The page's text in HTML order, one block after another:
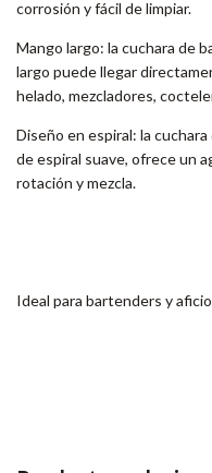
corrosión y fácil de limpiar.
Mango largo: la cuchara de
largo puede llegar
helado, mezcladores,
Diseño en espiral: la
de espiral suave, ofrece un
rotación y mezcla.
Ideal para bartenders y